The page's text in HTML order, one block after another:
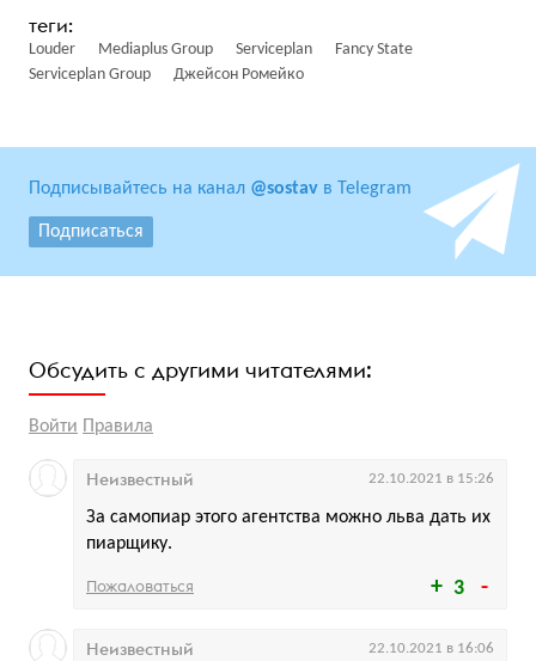
Louder Mediaplus Group Serviceplan
Fancy State
Serviceplan Group
Джейсон Ромейко
Подписывайтесь на канал @sostav в Telegram
Подписаться
Обсудить с другими читателями:
Войти Правила
3
За самопиар этого агентства можно льва дать их
пиарщику.
Неизвестный 22.10.2021 в 15:26
Пожаловаться
Неизвестный 22.10.2021 в 16:06